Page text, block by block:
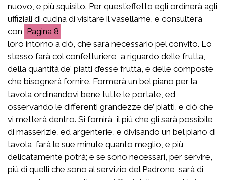
nuovo, e più squisito. Per quest’effetto egli ordinerà agli
uffiziali di cucina di visitare il vasellame, e consulterà
con
8
loro intorno a ciò, che sarà necessario pel convito. Lo
stesso farà col confetturiere, a riguardo delle frutta,
della quantità de’ piatti d’esse frutta, e delle composte
che bisognerà fornire. Formerà un bel piano per la
tavola ordinandovi bene tutte le portate, ed
osservando le differenti grandezze de’ piatti, e ciò che
vi metterà dentro. Si fornirà, il più che gli sarà possibile,
di masserizie, ed argenterie, e divisando un bel piano di
tavola, farà le sue minute quanto meglio, e più
delicatamente potrà; e se sono necessari, per servire,
più di quelli che sono al servizio del Padrone, sarà di